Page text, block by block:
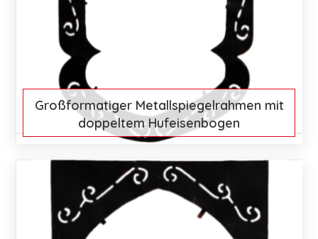
Großformatiger Metallspiegelrahmen mit
doppeltem Hufeisenbogen
€ 104 Mehr entdecken